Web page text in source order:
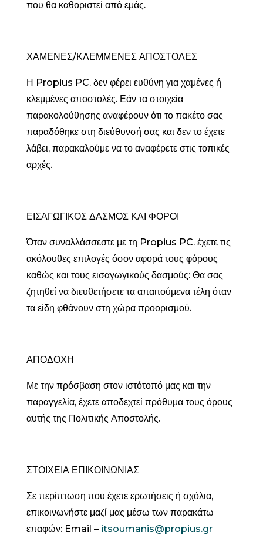
που θα καθοριστεί από εμάς.
ΧΑΜΕΝΕΣ/ΚΛΕΜΜΕΝΕΣ ΑΠΟΣΤΟΛΕΣ
Η Propius PC. δεν φέρει ευθύνη για χαμένες ή
κλεμμένες αποστολές. Εάν τα στοιχεία
παρακολούθησης αναφέρουν ότι το πακέτο σας
παραδόθηκε στη διεύθυνσή σας και δεν το έχετε
λάβει, παρακαλούμε να το αναφέρετε στις τοπικές
αρχές.
ΕΙΣΑΓΩΓΙΚΟΣ ΔΑΣΜΟΣ ΚΑΙ ΦΟΡΟΙ
Όταν συναλλάσσεστε με τη Propius PC. έχετε τις
ακόλουθες επιλογές όσον αφορά τους φόρους
καθώς και τους εισαγωγικούς δασμούς: Θα σας
ζητηθεί να διευθετήσετε τα απαιτούμενα τέλη όταν
τα είδη φθάνουν στη χώρα προορισμού.
ΑΠΟΔΟΧΗ
Με την πρόσβαση στον ιστότοπό μας και την
παραγγελία, έχετε αποδεχτεί πρόθυμα τους όρους
αυτής της Πολιτικής Αποστολής.
ΣΤΟΙΧΕΙΑ ΕΠΙΚΟΙΝΩΝΙΑΣ
Σε περίπτωση που έχετε ερωτήσεις ή σχόλια,
επικοινωνήστε μαζί μας μέσω των παρακάτω
επαφών: Email – itsoumanis@propius.gr